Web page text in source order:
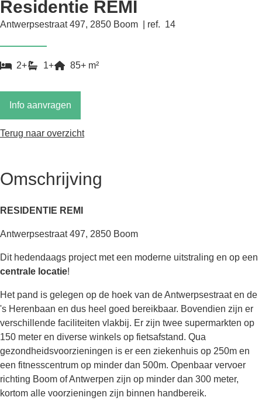
Residentie REMI
Antwerpsestraat 497, 2850 Boom ref. 14
2+ 1+ 85+ m²
Info aanvragen
Terug naar overzicht
Omschrijving
RESIDENTIE REMI
Antwerpsestraat 497, 2850 Boom
Dit hedendaags project met een moderne uitstraling en op een
centrale locatie!
Het pand is gelegen op de hoek van de Antwerpsestraat en de
's Herenbaan en dus heel goed bereikbaar. Bovendien zijn er
verschillende faciliteiten vlakbij. Er zijn twee supermarkten op
150 meter en diverse winkels op fietsafstand. Qua
gezondheidsvoorzieningen is er een ziekenhuis op 250m en
een fitnesscentrum op minder dan 500m. Openbaar vervoer
richting Boom of Antwerpen zijn op minder dan 300 meter,
kortom alle voorzieningen zijn binnen handbereik.